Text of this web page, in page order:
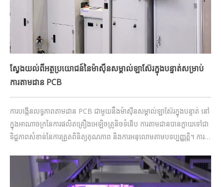
ស្វែងយល់ពីអត្ថប្រយោជន៍នៃម៉ាស៊ីនសម្គាល់ឡាស៊ែរក្នុងបន្ទាត់សម្រាប់
ការតាមដាន PCB
ការបង្កើនលទ្ធភាពតាមដាន PCB ជាមួយនឹងម៉ាស៊ីនសម្គាល់ឡាស៊ែរក្នុងបន្ទាត់ នៅ
ក្នុងអាណាចក្រនៃការផលិតគ្រឿងអេឡិចត្រូនិចទំនើប ការតាមដានបានក្លាយទៅជា
ទិដ្ឋភាពសំខាន់នៃការត្រួតពិនិត្យគុណភាព និងការអនុលោមតាមបទប្បញ្ញត្តិ។ ការ
ពេញមួយវដ្តជីវិតរបស់វា។